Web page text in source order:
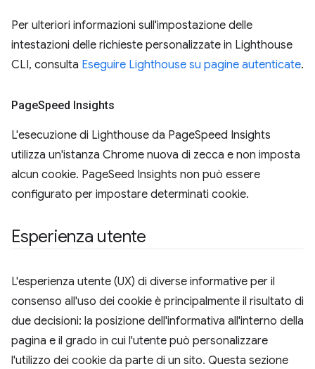
Per ulteriori informazioni sull'impostazione delle
intestazioni delle richieste personalizzate in Lighthouse
CLI, consulta Eseguire Lighthouse su pagine autenticate.
PageSpeed Insights
L'esecuzione di Lighthouse da PageSpeed Insights
utilizza un'istanza Chrome nuova di zecca e non imposta
alcun cookie. PageSeed Insights non può essere
configurato per impostare determinati cookie.
Esperienza utente
L'esperienza utente (UX) di diverse informative per il
consenso all'uso dei cookie è principalmente il risultato di
due decisioni: la posizione dell'informativa all'interno della
pagina e il grado in cui l'utente può personalizzare
l'utilizzo dei cookie da parte di un sito. Questa sezione